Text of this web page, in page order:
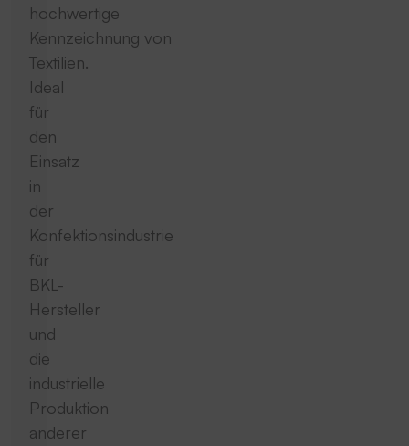
hochwertige
Kennzeichnung von
Textilien.
Ideal
für
den
Einsatz
in
der
Konfektionsindustrie
für
BKL-
Hersteller
und
die
industrielle
Produktion
anderer